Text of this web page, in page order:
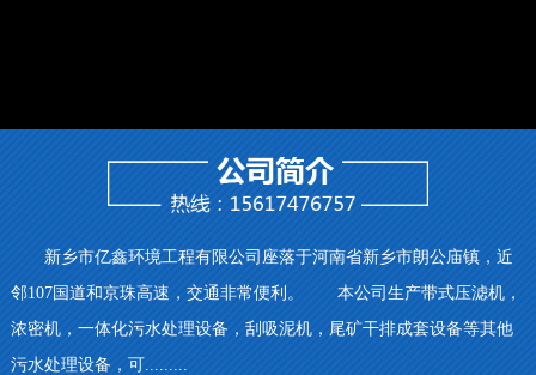
新乡市亿鑫环境工程有限公司座落于河南省新乡市朗公庙镇，近
邻107国道和京珠高速，交通非常便利。 本公司生产带式压滤机，
浓密机，一体化污水处理设备，刮吸泥机，尾矿干排成套设备等其他
污水处理设备，可.........